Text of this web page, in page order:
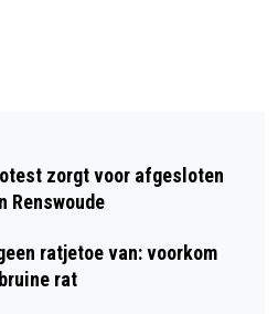
DOOR DE
START
VOOR
VOOR
GEMEENTEHUIS
zorgt voor afgesloten
Renswoude
ratjetoe van: voorkom
rat